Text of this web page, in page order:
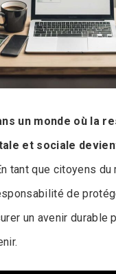
un monde où la
et sociale
tant que citoyens du
de
un avenir durable